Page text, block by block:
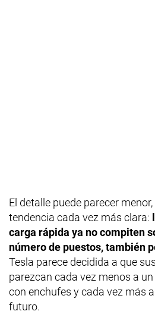
El detalle puede parecer
tendencia cada vez más clara:
carga rápida ya no compiten
número de puestos, también
Tesla parece decidida a que
parezcan cada vez menos a
con enchufes y cada vez más
futuro.